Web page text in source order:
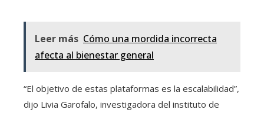
Leer más Cómo una mordida incorrecta
afecta al bienestar general
“El objetivo de estas plataformas es la escalabilidad”,
dijo Livia Garofalo, investigadora del instituto de